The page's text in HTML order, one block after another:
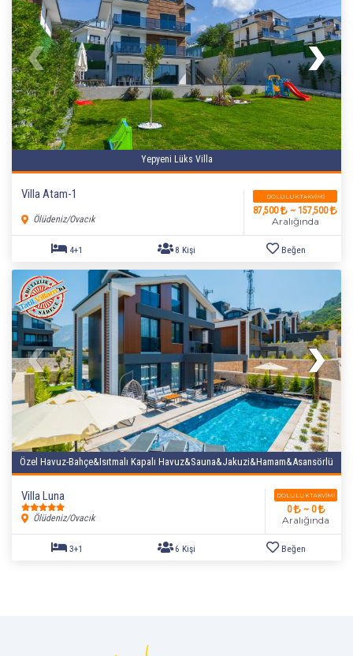
4+1 Beğen
Yepyeni Lüks Villa
Villa Atam-1
Ölüdeniz/Ovacık
DOLULUK TAKVIMI
87,500 ~ 157,500
Aralığında
Özel Havuz-Bahçe&Isıtmalı Kapalı Havuz&Sauna&Jakuzi&Hamam&Asansörlü
Villa Luna
Ölüdeniz/Ovacık
DOLULUK TAKVIMI
0 ~ 0
Aralığında